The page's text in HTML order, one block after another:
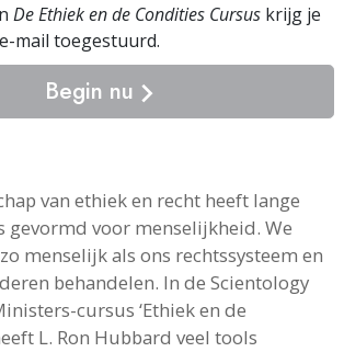
De Ethiek en de Condities Cursus krijg je
mail toegestuurd.
Begin nu
van ethiek en recht heeft lange
gevormd voor menselijkheid. We
menselijk als ons rechtssysteem en
behandelen. In de Scientology
cursus ‘Ethiek en de
L. Ron Hubbard veel tools